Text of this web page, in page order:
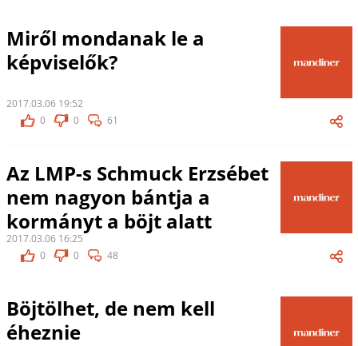
Miről mondanak le a
képviselők?
2017.03.06 19:52
0
0 61
Az LMP-s Schmuck Erzsébet
nem nagyon bántja a
kormányt a böjt alatt
2017.03.06 16:25
0
0 48
Böjtölhet, de nem kell
éheznie